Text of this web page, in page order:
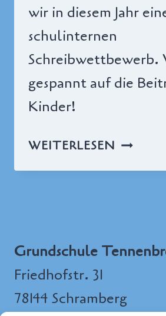
wir in diesem Jahr
schulinternen
Schreibwettbewerb.
gespannt auf die
Kinder!
WEITERLESEN
Grundschule
Friedhofstr. 31
78144 Schramberg